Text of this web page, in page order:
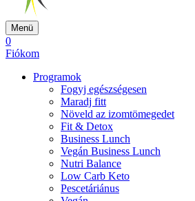
Menü
0
Fiókom
Programok
Fogyj egészségesen
Maradj fitt
Növeld az izomtömegedet
Fit & Detox
Business Lunch
Vegán Business Lunch
Nutri Balance
Low Carb Keto
Pescetáriánus